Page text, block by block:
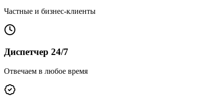
Частные и бизнес-клиенты
Диспетчер 24/7
Отвечаем в любое время